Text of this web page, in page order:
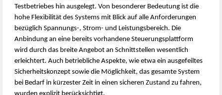
Testbetriebes hin ausgelegt. Von besonderer Bedeutung ist die
hohe Flexibilität des Systems mit Blick auf alle Anforderungen
bezüglich Spannungs-, Strom- und Leistungsbereich. Die
Anbindung an eine bereits vorhandene Steuerungsplattform
wird durch das breite Angebot an Schnittstellen wesentlich
erleichtert. Auch betriebliche Aspekte, wie etwa ein ausgefeiltes
Sicherheitskonzept sowie die Möglichkeit, das gesamte System
bei Bedarf in kürzester Zeit in einen sicheren Zustand zu fahren,